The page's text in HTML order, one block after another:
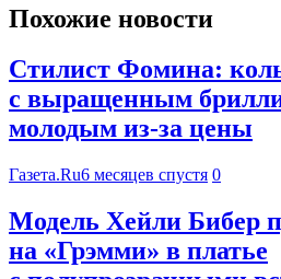
Похожие новости
Стилист Фомина:
с выращенным
молодым из-за цены
Газета.Ru6 месяцев спустя 0
Модель Хейли Бибер
на «Грэмми» в платье